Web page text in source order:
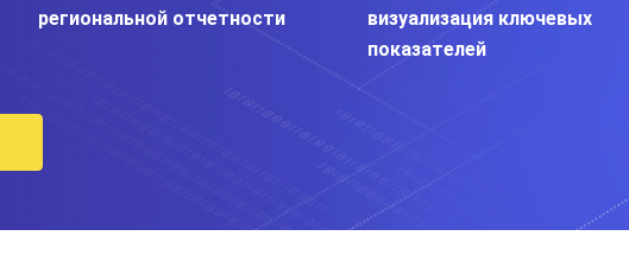
региональной отчетности
визуализация ключевых
показателей